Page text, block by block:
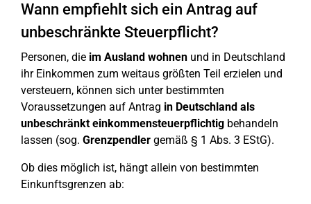
Wann empfiehlt sich ein Antrag auf
unbeschränkte Steuerpflicht?
Personen, die im Ausland wohnen und in Deutschland
ihr Einkommen zum weitaus größten Teil erzielen und
versteuern, können sich unter bestimmten
Voraussetzungen auf Antrag in Deutschland als
unbeschränkt einkommensteuerpflichtig behandeln
lassen (sog. Grenzpendler gemäß § 1 Abs. 3 EStG).
Ob dies möglich ist, hängt allein von bestimmten
Einkunftsgrenzen ab: